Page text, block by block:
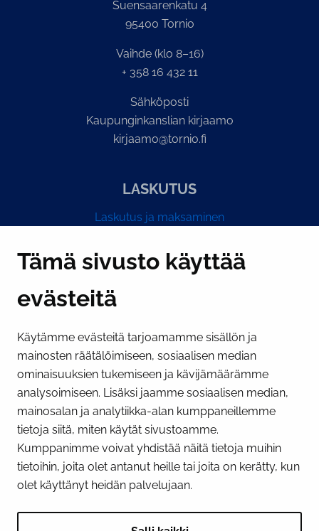
Tämä sivusto käyttää
evästeitä
Käytämme evästeitä tarjoamamme sisällön ja
mainosten räätälöimiseen, sosiaalisen median
ominaisuuksien tukemiseen ja kävijämäärämme
analysoimiseen. Lisäksi jaamme sosiaalisen median,
mainosalan ja analytiikka-alan kumppaneillemme
tietoja siitä, miten käytät sivustoamme.
Kumppanimme voivat yhdistää näitä tietoja muihin
tietoihin, joita olet antanut heille tai joita on kerätty, kun
olet käyttänyt heidän palvelujaan.
Suensaarenkatu 4
95400 Tornio
Vaihde (klo 8–16)
+ 358 16 432 11
Sähköposti
Kaupunginkanslian kirjaamo
kirjaamo@tornio.fi
LASKUTUS
Laskutus ja maksaminen
PI­KA­LINK­KE­JÄ
Näytä evästeasetukseni
SOSIAALINEN MEDIA
Facebook InstagramYouTube